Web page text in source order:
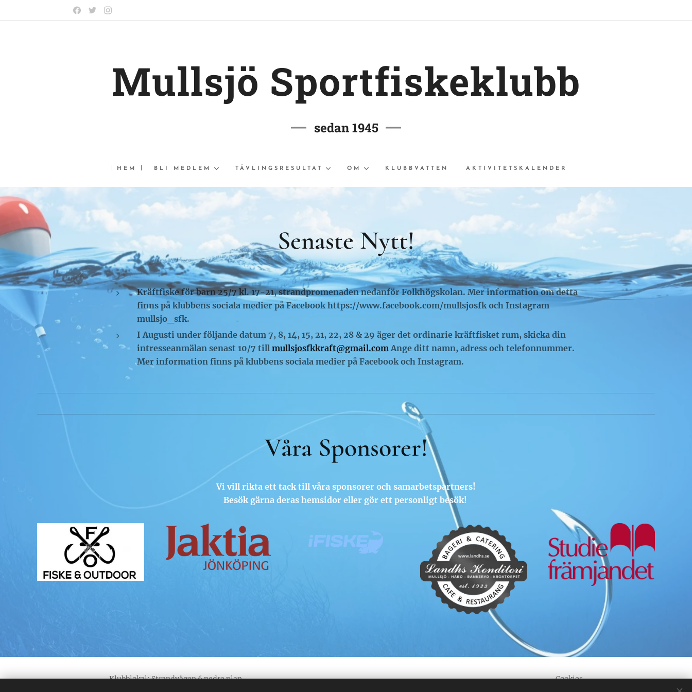
Mullsjö Sportfiskeklubb
sedan 1945
HEM BLI MEDLEM TÄVLINGSRESULTAT OM KLUBBVATTEN AKTIVITETSKALENDER
Senaste Nytt!
Kräftfiske för barn 25/7 kl. 17-21, strandpromenaden nedanför Folkhögskolan. Mer information om detta
finns på klubbens sociala medier på Facebookhttps://www.facebook.com/mullsjosfkoch Instagram
mullsjo_sfk.
I Augusti under följande datum 7, 8, 14, 15, 21, 22, 28 & 29 äger det ordinarie kräftfisket rum, skicka din
intresseanmälan senast 10/7 till mullsjosfkkraft@gmail.comAnge ditt namn, adress och telefonnummer.
Mer information finns på klubbens sociala medier på Facebook och Instagram.
Våra Sponsorer!
Vi vill rikta ett tack till våra sponsorer och samarbetspartners!
Besök gärna deras hemsidor eller gör ett personligt besök!
Klubblokal: Strandvägen 6 nedre plan
Cookies